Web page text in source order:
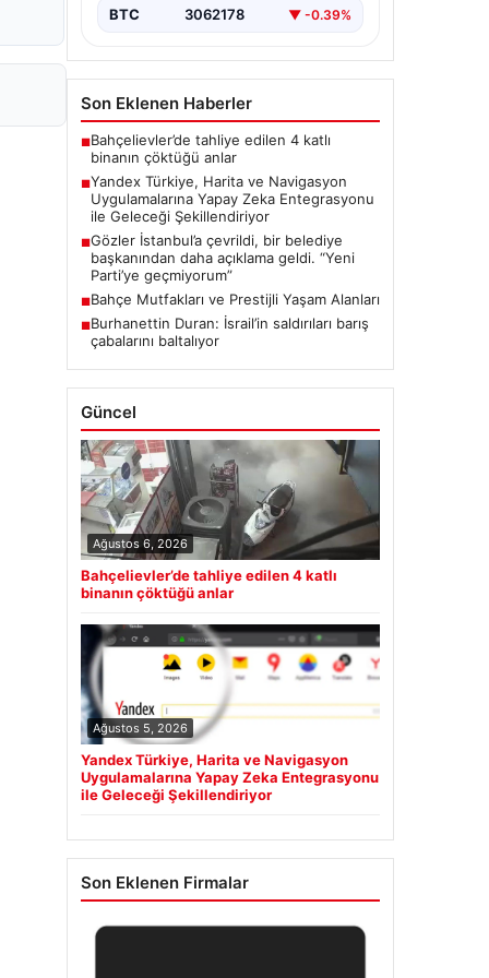
navigasyon…
BTC 3062178 ▼ -0.39%
Son Eklenen Haberler
■Bahçelievler’de tahliye edilen 4 katlı
binanın çöktüğü anlar
■Yandex Türkiye, Harita ve Navigasyon
Uygulamalarına Yapay Zeka Entegrasyonu
ile Geleceği Şekillendiriyor
■Gözler İstanbul’a çevrildi, bir belediye
başkanından daha açıklama geldi. “Yeni
Parti’ye geçmiyorum”
■Bahçe Mutfakları ve Prestijli Yaşam Alanları
■Burhanettin Duran: İsrail’in saldırıları barış
çabalarını baltalıyor
Güncel
Ağustos 6, 2026
Bahçelievler’de tahliye edilen 4 katlı
binanın çöktüğü anlar
Ağustos 5, 2026
Yandex Türkiye, Harita ve Navigasyon
Uygulamalarına Yapay Zeka Entegrasyonu
ile Geleceği Şekillendiriyor
Son Eklenen Firmalar